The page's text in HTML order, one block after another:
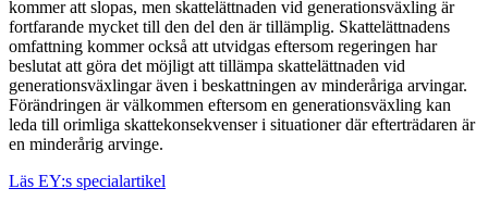
kommer att slopas, men skattelättnaden vid generationsväxling är
fortfarande mycket till den del den är tillämplig. Skattelättnadens
omfattning kommer också att utvidgas eftersom regeringen har
beslutat att göra det möjligt att tillämpa skattelättnaden vid
generationsväxlingar även i beskattningen av minderåriga arvingar.
Förändringen är välkommen eftersom en generationsväxling kan
leda till orimliga skattekonsekvenser i situationer där efterträdaren är
en minderårig arvinge.
Läs EY:s specialartikel